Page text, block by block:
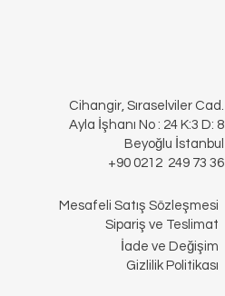
Cihangir, Sıraselviler Cad.
Ayla İşhanı No : 24 K:3 D: 8
Beyoğlu İstanbul
+90 0212 249 73 36
Mesafeli Satış Sözleşmesi
Sipariş ve Teslimat
İade ve Değişim
Gizlilik Politikası